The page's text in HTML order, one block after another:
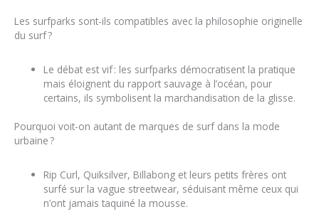
Les surfparks sont-ils compatibles avec la philosophie originelle
du surf ?
Le débat est vif : les surfparks démocratisent la pratique
mais éloignent du rapport sauvage à l’océan, pour
certains, ils symbolisent la marchandisation de la glisse.
Pourquoi voit-on autant de marques de surf dans la mode
urbaine ?
Rip Curl, Quiksilver, Billabong et leurs petits frères ont
surfé sur la vague streetwear, séduisant même ceux qui
n’ont jamais taquiné la mousse.